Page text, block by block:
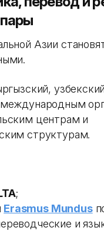
Азии
центрам и
структурам.
;
Erasmus Mundus
и